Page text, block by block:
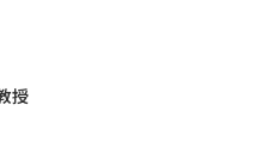
授